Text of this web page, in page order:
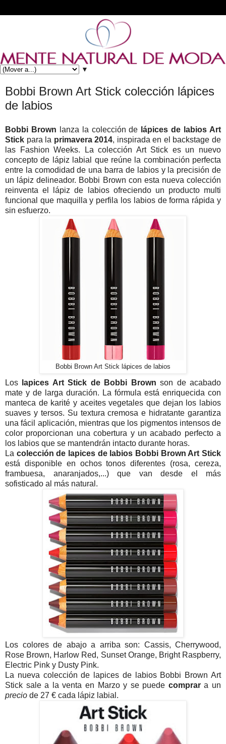
▼
Bobbi Brown Art Stick colección lápices
de labios
Bobbi Brown lanza la colección de lápices de labios Art
Stick para la primavera 2014, inspirada en el backstage de
las Fashion Weeks. La colección Art Stick es un nuevo
concepto de lápiz labial que reúne la combinación perfecta
entre la comodidad de una barra de labios y la precisión de
un lápiz delineador. Bobbi Brown con esta nueva colección
reinventa el lápiz de labios ofreciendo un producto multi
funcional que maquilla y perfila los labios de forma rápida y
sin esfuerzo.
Bobbi Brown Art Stick lápices de labios
Los lapices Art Stick de Bobbi Brown son de acabado
mate y de larga duración. La fórmula está enriquecida con
manteca de karité y aceites vegetales que dejan los labios
suaves y tersos. Su textura cremosa e hidratante garantiza
una fácil aplicación, mientras que los pigmentos intensos de
color proporcionan una cobertura y un acabado perfecto a
los labios que se mantendrán intacto durante horas.
La colección de lapices de labios Bobbi Brown Art Stick
está disponible en ochos tonos diferentes (rosa, cereza,
frambuesa, anaranjados,...) que van desde el más
sofisticado al más natural.
Los colores de abajo a arriba son: Cassis, Cherrywood,
Rose Brown, Harlow Red, Sunset Orange, Bright Raspberry,
Electric Pink y Dusty Pink.
La nueva colección de lapices de labios Bobbi Brown Art
Stick sale a la venta en Marzo y se puede comprara un
precio de 27 € cada lápiz labial.